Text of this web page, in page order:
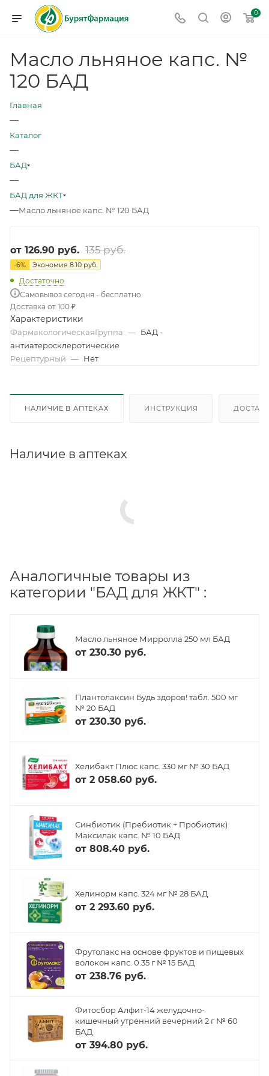
0
Масло льняное капс. №
120 БАД
Главная
—
Каталог
—
БАД
—
БАД для ЖКТ
—Масло льняное капс. № 120 БАД
от 126.90 руб. 135 руб.
-6% Экономия 8.10 руб.
Достаточно
Самовывоз сегодня - бесплатно
Доставка от 100 ₽
Характеристики
ФармакологическаяГруппа — БАД -
антиатеросклеротические
Рецептурный — Нет
НАЛИЧИЕ В АПТЕКАХ ИНСТРУКЦИЯ
Наличие в аптеках
Аналогичные товары из
категории "БАД для ЖКТ" :
Масло льняное Мирролла 250 мл БАД
от 230.30 руб.
Плантолаксин Будь здоров! табл. 500 мг
№ 20 БАД
от 230.30 руб.
Хелибакт Плюс капс. 330 мг № 30 БАД
от 2 058.60 руб.
Синбиотик (Пребиотик + Пробиотик)
Максилак капс. № 10 БАД
от 808.40 руб.
Хелинорм капс. 324 мг № 28 БАД
от 2 293.60 руб.
Фрутолакс на основе фруктов и пищевых
волокон капс. 0.35 г № 15 БАД
от 238.76 руб.
Фитосбор Алфит-14 желудочно-
кишечный утренний вечерний 2 г № 60
БАД
от 394.80 руб.